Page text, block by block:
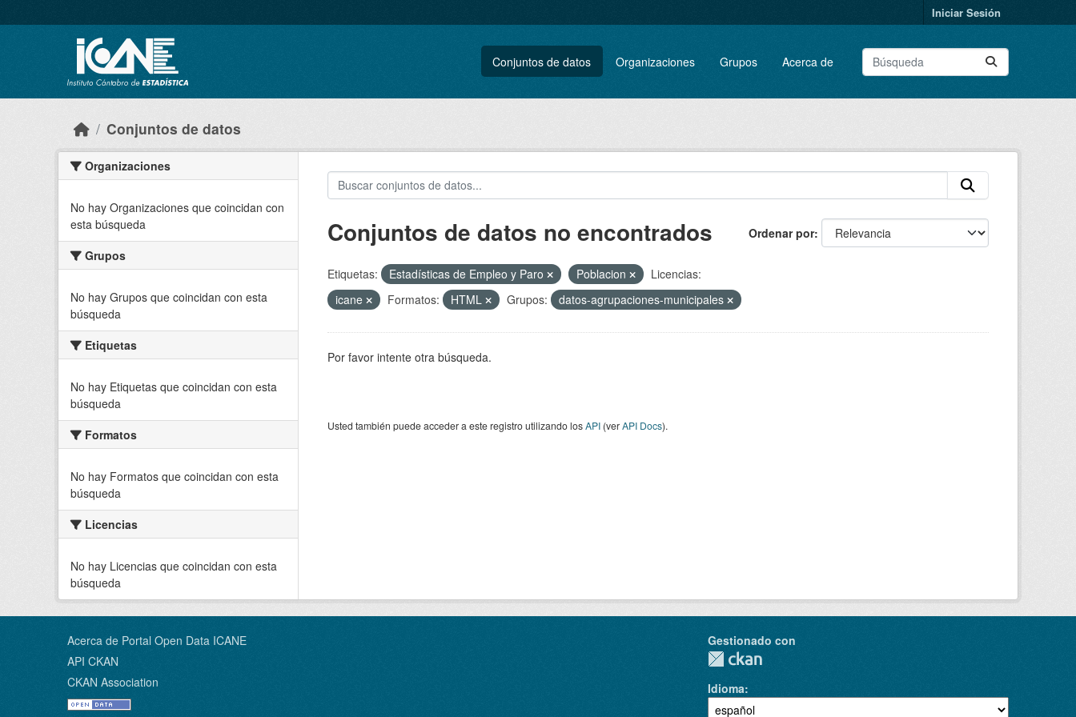
Iniciar Sesión
Conjuntos de datos Organizaciones Grupos Acerca de
Conjuntos de datos
Organizaciones
No hay Organizaciones que coincidan con
esta búsqueda
Grupos
No hay Grupos que coincidan con esta
búsqueda
Etiquetas
No hay Etiquetas que coincidan con esta
búsqueda
Formatos
No hay Formatos que coincidan con esta
búsqueda
Licencias
No hay Licencias que coincidan con esta
búsqueda
Ordenar por
Conjuntos de datos no encontrados
Etiquetas: Estadísticas de Empleo y Paro Poblacion
Licencias:
icane
Formatos: HTML Grupos: datos-agrupaciones-municipales
Por favor intente otra búsqueda.
Usted también puede acceder a este registro utilizando losAPI(verAPI Docs).
Acerca de Portal Open Data ICANE
API CKAN
CKAN Association
Gestionado con
Idioma